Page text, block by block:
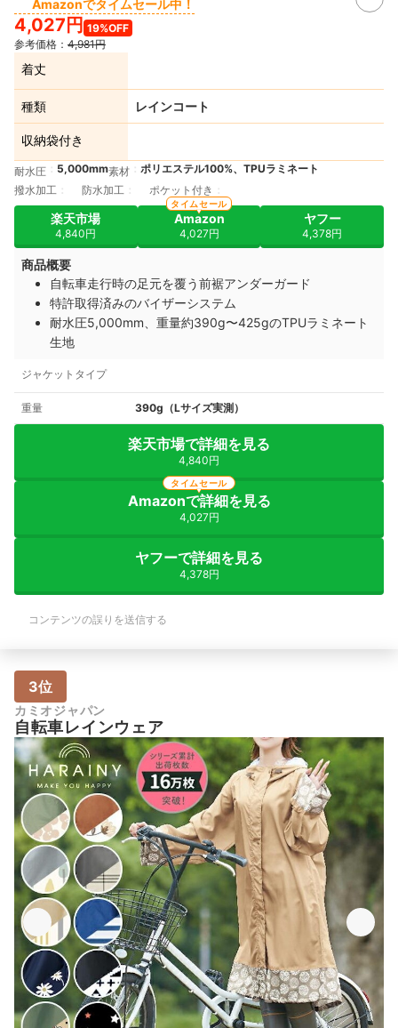
Amazonでタイムセール中！
4,027円 19%OFF
参考価格： 4,981円
着丈
種類 レインコート
収納袋付き
耐水圧 5,000mm素材
ポリエステル100%、TPUラミネート
撥水加工
防水加工 ポケット付き
楽天市場
4,840円
Amazon
4,027円
タイムセール
ヤフー
4,378円
商品概要
自転車走行時の足元を覆う前裾アンダーガード
特許取得済みのバイザーシステム
耐水圧5,000mm、重量約390g〜425gのTPUラミネート
生地
ジャケットタイプ
重量 390g（Lサイズ実測）
楽天市場で詳細を見る
4,840円
Amazonで詳細を見る
4,027円
タイムセール
ヤフーで詳細を見る
4,378円
コンテンツの誤りを送信する
3位
カミオジャパン
自転車レインウェア